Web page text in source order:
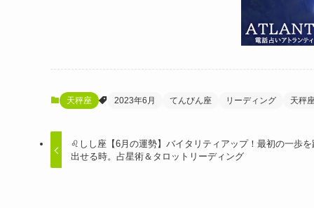
天秤座 2023年6月 てんびん座 リーディング 天秤
♌️しし座【6月の運勢】バイタリティアップ！最初の一歩
出せる時。占星術＆タロットリーディング